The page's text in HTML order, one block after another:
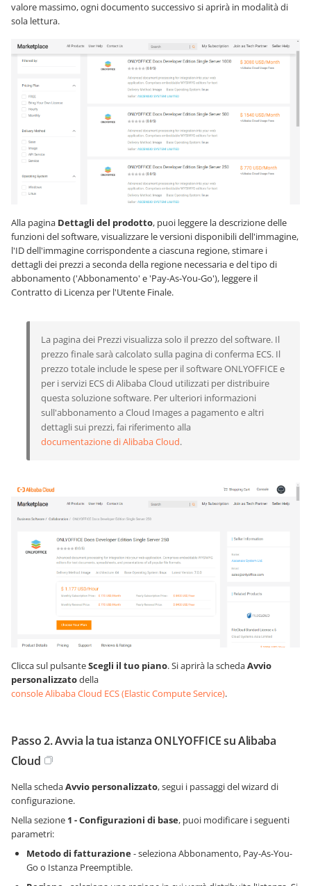
valore massimo, ogni documento successivo si aprirà in modalità di
sola lettura.
Alla pagina Dettagli del prodotto, puoi leggere la descrizione delle
funzioni del software, visualizzare le versioni disponibili dell'immagine,
l'ID dell'immagine corrispondente a ciascuna regione, stimare i
dettagli dei prezzi a seconda della regione necessaria e del tipo di
abbonamento ('Abbonamento' e 'Pay-As-You-Go'), leggere il
Contratto di Licenza per l'Utente Finale.
La pagina dei Prezzi visualizza solo il prezzo del software. Il
prezzo finale sarà calcolato sulla pagina di conferma ECS. Il
prezzo totale include le spese per il software ONLYOFFICE e
per i servizi ECS di Alibaba Cloud utilizzati per distribuire
questa soluzione software. Per ulteriori informazioni
sull'abbonamento a Cloud Images a pagamento e altri
dettagli sui prezzi, fai riferimento alla
documentazione di Alibaba Cloud.
Clicca sul pulsanteScegli il tuo piano. Si aprirà la schedaAvvio
personalizzatodella
console Alibaba Cloud ECS (Elastic Compute Service).
Passo 2. Avvia la tua istanza ONLYOFFICE su Alibaba
Cloud
Nella schedaAvvio personalizzato, segui i passaggi del wizard di
configurazione.
Nella sezione 1 - Configurazioni di base, puoi modificare i seguenti
parametri:
Metodo di fatturazione- seleziona Abbonamento, Pay-As-You-
Go o Istanza Preemptible.